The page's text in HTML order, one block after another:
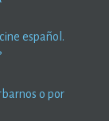
español.
o por